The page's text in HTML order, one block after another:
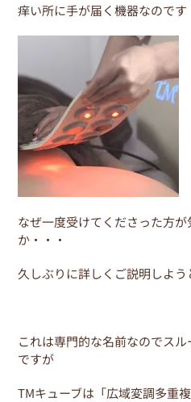
痒い所に手が届く機器なのです
なぜ一度受けてくださった方
か・・・
久しぶりに詳しくご説明しよう
これは専門的な名前なのでス
ですが
TMキューブは「広域変調多重